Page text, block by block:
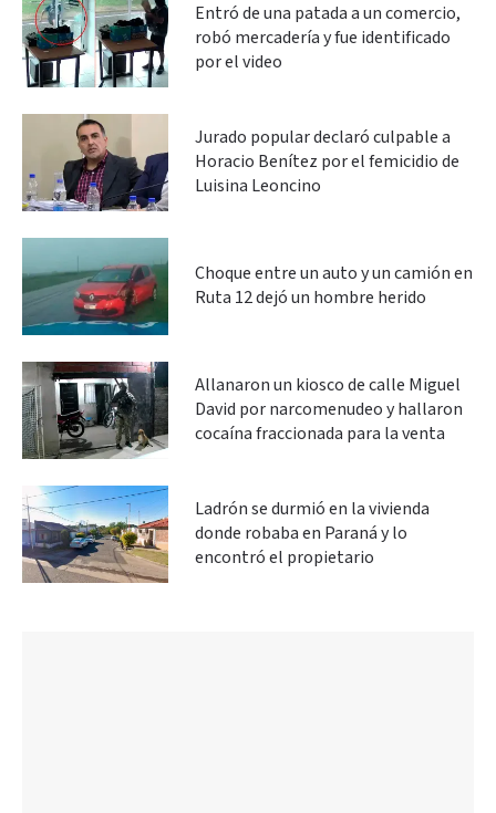
Entró de una patada a un comercio,
robó mercadería y fue identificado
por el video
Jurado popular declaró culpable a
Horacio Benítez por el femicidio de
Luisina Leoncino
Choque entre un auto y un camión en
Ruta 12 dejó un hombre herido
Allanaron un kiosco de calle Miguel
David por narcomenudeo y hallaron
cocaína fraccionada para la venta
Ladrón se durmió en la vivienda
donde robaba en Paraná y lo
encontró el propietario